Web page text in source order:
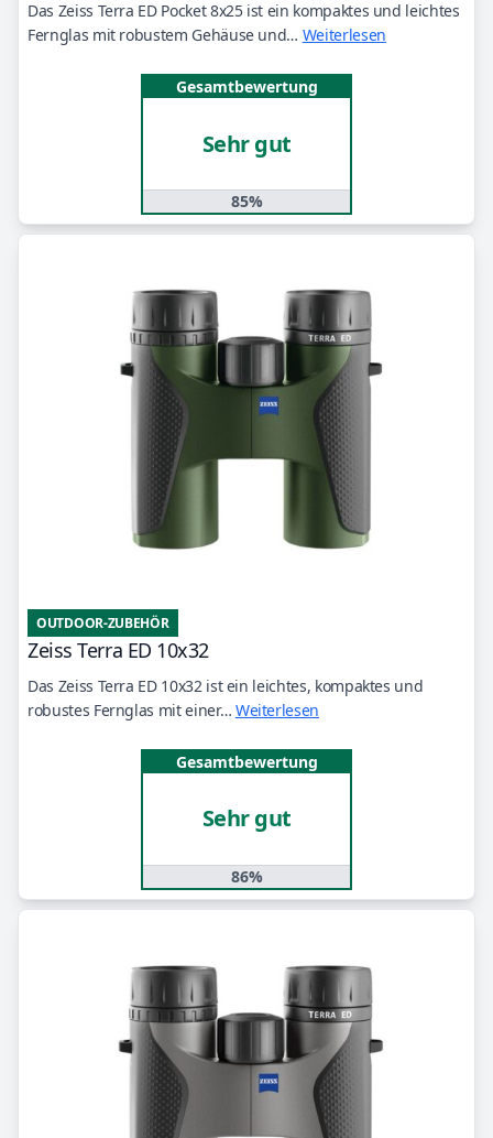
Das Zeiss Terra ED Pocket 8x25 ist ein kompaktes und leichtes
Fernglas mit robustem Gehäuse und… Weiterlesen
Gesamtbewertung
Sehr gut
85%
OUTDOOR-ZUBEHÖR
Zeiss Terra ED 10x32
Das Zeiss Terra ED 10x32 ist ein leichtes, kompaktes und
robustes Fernglas mit einer… Weiterlesen
Gesamtbewertung
Sehr gut
86%